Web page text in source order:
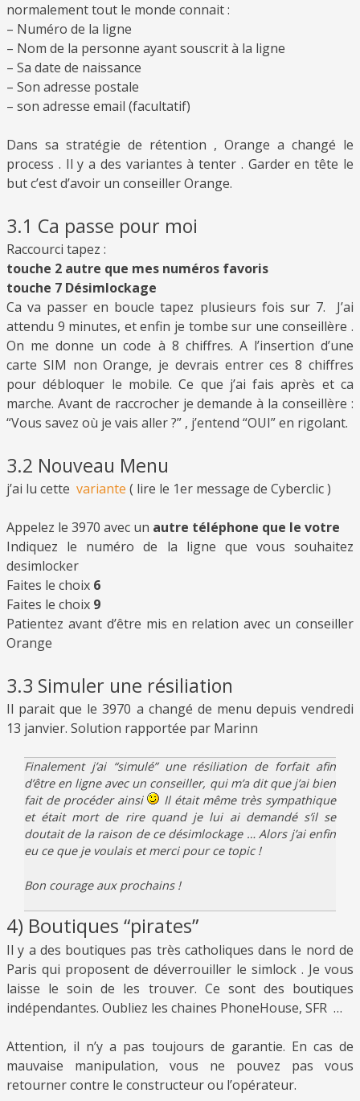
normalement tout le monde connait :
– Numéro de la ligne
– Nom de la personne ayant souscrit à la ligne
– Sa date de naissance
– Son adresse postale
– son adresse email (facultatif)
Dans sa stratégie de rétention , Orange a changé le
process . Il y a des variantes à tenter . Garder en tête le
but c’est d’avoir un conseiller Orange.
3.1 Ca passe pour moi
Raccourci tapez :
touche 2 autre que mes numéros favoris
touche 7 Désimlockage
Ca va passer en boucle tapez plusieurs fois sur 7. J’ai
attendu 9 minutes, et enfin je tombe sur une conseillère .
On me donne un code à 8 chiffres. A l’insertion d’une
carte SIM non Orange, je devrais entrer ces 8 chiffres
pour débloquer le mobile. Ce que j’ai fais après et ca
marche. Avant de raccrocher je demande à la conseillère :
“Vous savez où je vais aller ?” , j’entend “OUI” en rigolant.
3.2 Nouveau Menu
j’ai lu cette variante ( lire le 1er message de Cyberclic )
Appelez le 3970 avec un autre téléphone que le votre
Indiquez le numéro de la ligne que vous souhaitez
desimlocker
Faites le choix 6
Faites le choix 9
Patientez avant d’être mis en relation avec un conseiller
Orange
3.3 Simuler une résiliation
Il parait que le 3970 a changé de menu depuis vendredi
13 janvier. Solution rapportée par Marinn
Finalement j’ai “simulé” une résiliation de forfait afin
d’être en ligne avec un conseiller, qui m’a dit que j’ai bien
fait de procéder ainsi
Il était même très sympathique
et était mort de rire quand je lui ai demandé s’il se
doutait de la raison de ce désimlockage … Alors j’ai enfin
eu ce que je voulais et merci pour ce topic !
Bon courage aux prochains !
4) Boutiques “pirates”
Il y a des boutiques pas très catholiques dans le nord de
Paris qui proposent de déverrouiller le simlock . Je vous
laisse le soin de les trouver. Ce sont des boutiques
indépendantes. Oubliez les chaines PhoneHouse, SFR …
Attention, il n’y a pas toujours de garantie. En cas de
mauvaise manipulation, vous ne pouvez pas vous
retourner contre le constructeur ou l’opérateur.